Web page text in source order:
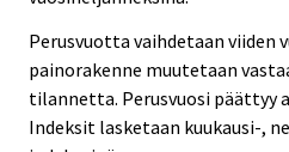
Perusvuotta vaihdetaan viiden
painorakenne muutetaan
tilannetta. Perusvuosi päättyy
Indeksit lasketaan kuukausi-,